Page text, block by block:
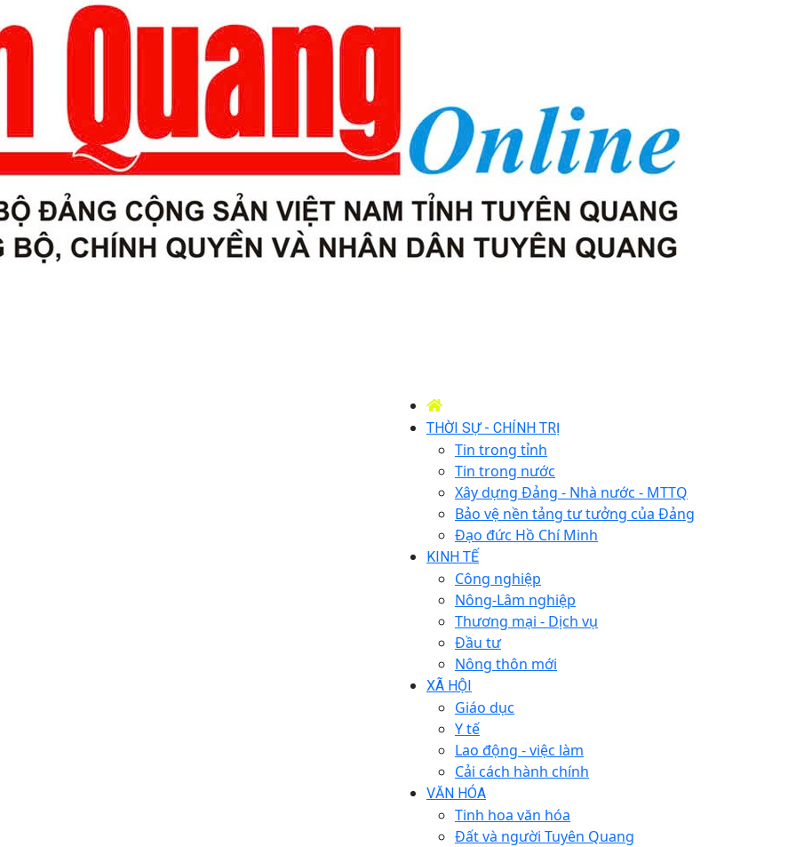
THỜI SỰ - CHÍNH TRỊ
Tin trong tỉnh
Tin trong nước
Xây dựng Đảng - Nhà nước - MTTQ
Bảo vệ nền tảng tư tưởng của Đảng
Đạo đức Hồ Chí Minh
KINH TẾ
Công nghiệp
Nông-Lâm nghiệp
Thương mại - Dịch vụ
Đầu tư
Nông thôn mới
XÃ HỘI
Giáo dục
Y tế
Lao động - việc làm
Cải cách hành chính
VĂN HÓA
Tinh hoa văn hóa
Đất và người Tuyên Quang